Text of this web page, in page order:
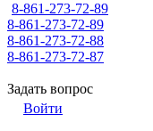
8-861-273-72-89
8-861-273-72-89
8-861-273-72-88
8-861-273-72-87
Задать вопрос
Войти